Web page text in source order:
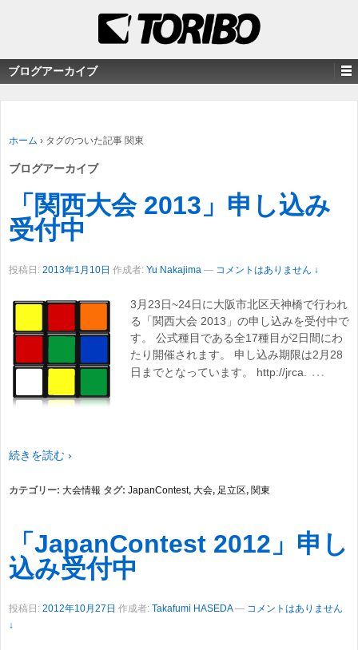
ブログアーカイブ
ホーム › タグのついた記事 関東
ブログアーカイブ
「関西大会 2013」申し込み
受付中
投稿日: 2013年1月10日 作成者: Yu Nakajima — コメントはありません ↓
3月23日~24日に大阪市北区天神橋で行われ
る「関西大会 2013」の申し込みを受付中で
す。 公式種目である全17種目が2日間にわ
たり開催されます。 申し込み期限は2月28
日までとなっています。 http://jrca.
…
続きを読む ›
カテゴリー: 大会情報 タグ: JapanContest, 大会, 足立区, 関東
「JapanContest 2012」申し
込み受付中
投稿日: 2012年10月27日 作成者: Takafumi HASEDA — コメントはありません
↓